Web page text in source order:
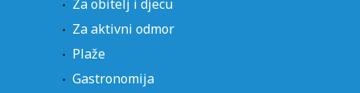
Za obitelj i djecu
Za aktivni odmor
Plaže
Gastronomija